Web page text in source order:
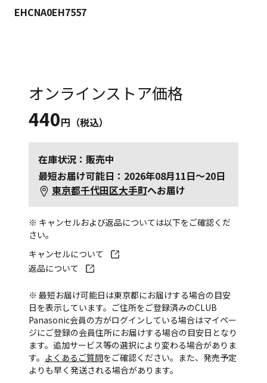
EHCNA0EH7557
オンラインストア価格
440円（税込）
在庫状況：販売中
最短お届け可能日：2026年08月11日～20日
東京都千代田区大手町へお届け
※ キャンセルおよび返品については以下をご確認くだ
さい。
キャンセルについて
返品について
※ 最短お届け可能日は東京都にお届けする場合の目安
日を表示しています。ご住所をご登録済みのCLUB
Panasonic会員の方がログインしている場合はマイペー
ジにご登録の会員住所にお届けする場合の目安日となり
ます。追加サービス等の選択により変わる場合がありま
す。 よくあるご質問をご確認ください。また、発売予定
よりも早く発送される場合があります。